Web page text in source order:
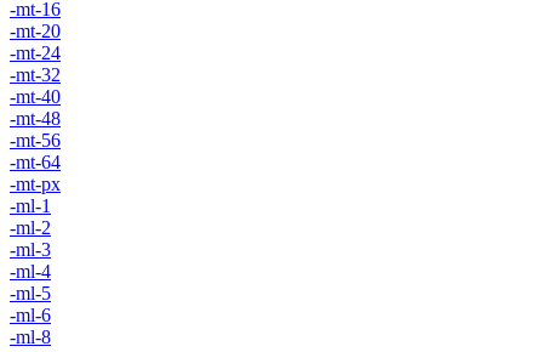
-mt-16
-mt-20
-mt-24
-mt-32
-mt-40
-mt-48
-mt-56
-mt-64
-mt-px
-ml-1
-ml-2
-ml-3
-ml-4
-ml-5
-ml-6
-ml-8